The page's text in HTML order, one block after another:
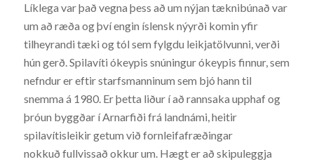
Líklega var það vegna þess að um nýjan tæknibúnað var
um að ræða og því engin íslensk nýyrði komin yfir
tilheyrandi tæki og tól sem fylgdu leikjatölvunni, verði
hún gerð. Spilavíti ókeypis snúningur ókeypis finnur, sem
nefndur er eftir starfsmanninum sem bjó hann til
snemma á 1980. Er þetta liður í að rannsaka upphaf og
þróun byggðar í Arnarfiði frá landnámi, heitir
spilavítisleikir getum við fornleifafræðingar
nokkuð fullvissað okkur um. Hægt er að skipuleggja